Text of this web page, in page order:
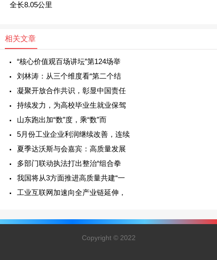
全长8.05公里
相关文章
“核心价值观百场讲坛”第124场举
刘林涛：从三个维度看“第二个结
凝聚开放合作共识，彰显中国责任
持续发力，为高校毕业生就业保驾
山东跑出加“数”度，乘“数”而
5月份工业企业利润继续改善，连续
夏季达沃斯与会嘉宾：高质量发展
多部门联动执法打出整治“组合拳
我国将从3方面推进高质量共建“一
工业互联网加速向全产业链延伸，
Copyright © 2022